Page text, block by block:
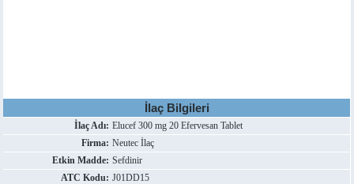
İlaç Bilgileri
İlaç Adı: Elucef 300 mg 20 Efervesan Tablet
Firma: Neutec İlaç
Etkin Madde: Sefdinir
ATC Kodu: J01DD15